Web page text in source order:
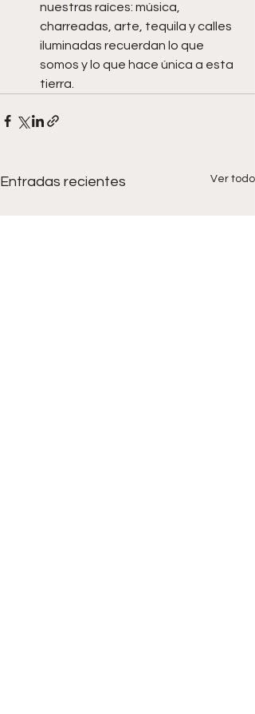
nuestras raíces: música,
charreadas, arte, tequila y calles
iluminadas recuerdan lo que
somos y lo que hace única a esta
tierra.
Entradas recientes Ver todo